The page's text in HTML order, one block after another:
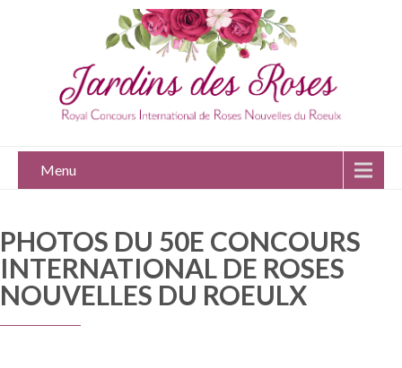
Menu
PHOTOS DU 50E CONCOURS
INTERNATIONAL DE ROSES
NOUVELLES DU ROEULX